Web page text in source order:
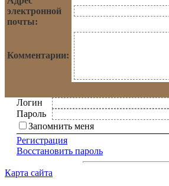
электронной
почты:
Комментарии:
Логин
Пароль
Запомнить меня
Регистрация
Восстановить пароль
Карта сайта